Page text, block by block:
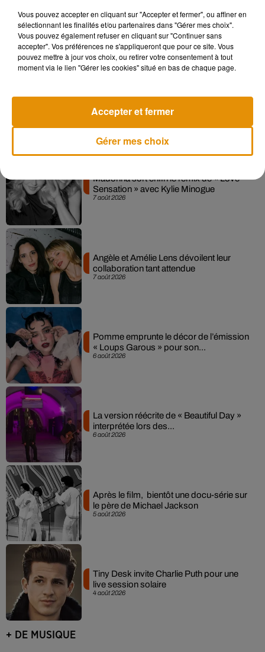
7 août 2026
Madonna sort enfin le remix de « Love
Sensation » avec Kylie Minogue
7 août 2026
Angèle et Amélie Lens dévoilent leur
collaboration tant attendue
6 août 2026
Pomme emprunte le décor de l’émission
« Loups Garous » pour son...
6 août 2026
La version réécrite de « Beautiful Day »
interprétée lors des...
5 août 2026
Après le film, bientôt une docu-série sur
le père de Michael Jackson
4 août 2026
Tiny Desk invite Charlie Puth pour une
live session solaire
+ DE MUSIQUE
Vous pouvez accepter en cliquant sur "Accepter et fermer", ou affiner en
sélectionnant les finalités et/ou partenaires dans "Gérer mes choix".
Vous pouvez également refuser en cliquant sur "Continuer sans
accepter". Vos préférences ne s'appliqueront que pour ce site. Vous
pouvez mettre à jour vos choix, ou retirer votre consentement à tout
moment via le lien "Gérer les cookies" situé en bas de chaque page.
Gérer mes choix
Accepter et fermer